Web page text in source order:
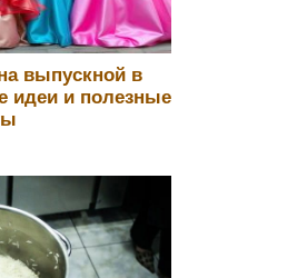
выпускной в
идеи и полезные